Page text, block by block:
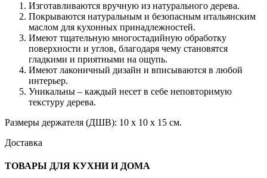
Изготавливаются вручную из натурального дерева.
Покрываются натуральным и безопасным итальянским
маслом для кухонных принадлежностей.
Имеют тщательную многостадийную обработку
поверхности и углов, благодаря чему становятся
гладкими и приятными на ощупь.
Имеют лаконичный дизайн и вписываются в любой
интерьер.
Уникальны – каждый несет в себе неповторимую
текстуру дерева.
Размеры держателя (ДШВ): 10 х 10 х 15 см.
Доставка
ТОВАРЫ ДЛЯ КУХНИ И ДОМА